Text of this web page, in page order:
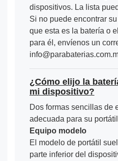
dispositivos. La lista
Si no puede encontrar
que esta es la batería o
para él, envíenos un
¿Cómo elijo la
mi dispositivo?
Dos formas sencillas de
adecuada para su
Equipo modelo
El modelo de portátil
parte inferior del